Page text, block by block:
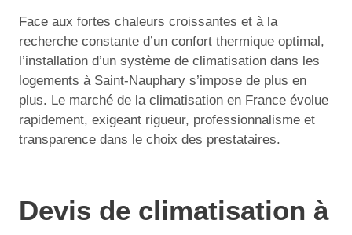
Face aux fortes chaleurs croissantes et à la
recherche constante d’un confort thermique optimal,
l’installation d’un système de climatisation dans les
logements à Saint-Nauphary s’impose de plus en
plus. Le marché de la climatisation en France évolue
rapidement, exigeant rigueur, professionnalisme et
transparence dans le choix des prestataires.
Devis de climatisation à